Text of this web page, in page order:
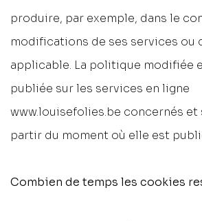
produire, par exemple, dans le
modifications de ses services ou
applicable. La politique modifiée
publiée sur les services en ligne
www.louisefolies.be concernés et
partir du moment où elle est
Combien de temps les cookies